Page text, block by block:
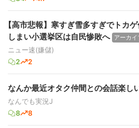
【高市悲報】寒すぎ雪多すぎでトカ
しまい小選挙区は自民惨敗へ アーカイ
ニュー速(嫌儲)
2
2
なんか最近オタク仲間との会話楽し
なんでも実況J
8
8